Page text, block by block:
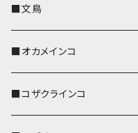
キーカバー
キーホルダー
パスケース
■文鳥
キーカバー
キーホルダー
■オカメインコ
キーカバー
■コザクラインコ